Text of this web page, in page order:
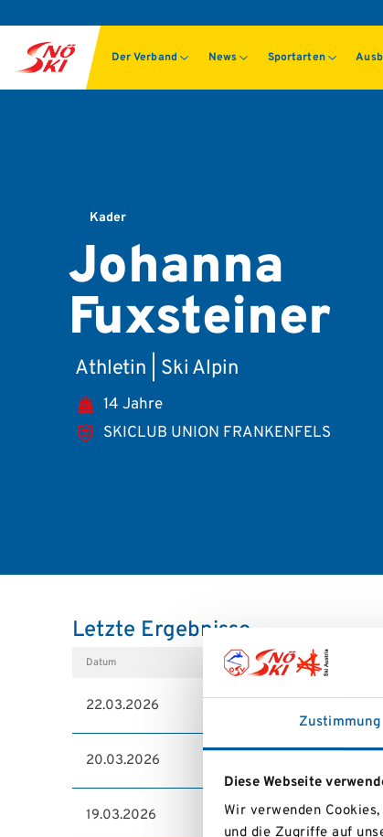
Zustimmung
Diese Webseite
Wir verwenden
und die Zugriffe auf
Der Verband News Sportarten
Kader
Johanna
Fuxsteiner
Athletin | Ski Alpin
14 Jahre
SKICLUB UNION FRANKENFELS
Letzte Ergebnisse
Datum Wettbewerb
22.03.2026
20.03.2026
19.03.2026 SALZBURGMILCH KIDSCUP